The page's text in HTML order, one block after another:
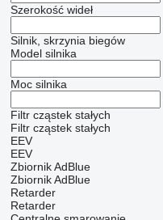
Szerokość wideł
Silnik, skrzynia biegów
Model silnika
Moc silnika
Filtr cząstek stałych
Filtr cząstek stałych
EEV
EEV
Zbiornik AdBlue
Zbiornik AdBlue
Retarder
Retarder